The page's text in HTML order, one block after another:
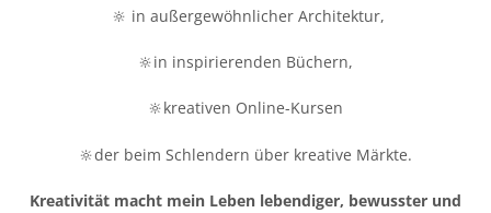
🔆 in außergewöhnlicher Architektur,
🔆in inspirierenden Büchern,
🔆kreativen Online-Kursen
🔆der beim Schlendern über kreative Märkte.
Kreativität macht mein Leben lebendiger, bewusster und